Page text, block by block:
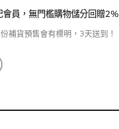
會員，無門檻購物儲分回贈2%
補貨預售會有標明，3天送到！